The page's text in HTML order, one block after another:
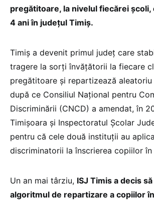
pregătitoare, la nivelul fiecărei școli,
4 ani în județul Timiș.
Timiș a devenit primul județ care
tragere la sorți învățătorii la fiecare
pregătitoare și repartizează
după ce Consiliul Național pentru
Discriminării (CNCD) a amendat, în
Timișoara și Inspectoratul Școlar
pentru că cele două instituții au
discriminatorii la înscrierea copiilor în
Un an mai târziu, ISJ Timis a decis
algoritmul de repartizare a copiilor